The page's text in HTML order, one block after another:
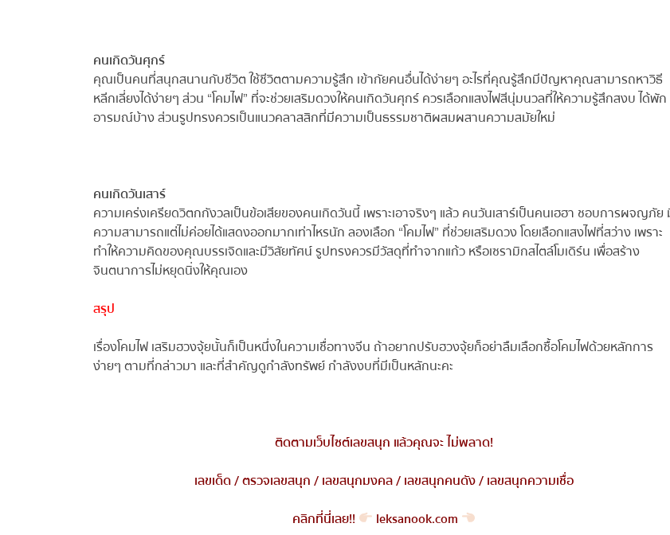
คนเกิดวันศุกร์
คุณเป็นคนที่สนุกสนานกับชีวิต ใช้ชีวิตตามความรู้สึก เข้ากัยคนอื่นได้ง่ายๆ อะไรที่คุณรู้สึกมีปัญหาคุณสามารถหาวิธี
หลีกเลี่ยงได้ง่ายๆ ส่วน “โคมไฟ” ที่จะช่วยเสริมดวงให้คนเกิดวันศุกร์ ควรเลือกแสงไฟสีนุ่มนวลที่ให้ความรู้สึกสงบ ได้พัก
อารมณ์บ้าง ส่วนรูปทรงควรเป็นแนวคลาสสิกที่มีความเป็นธรรมชาติผสมผสานความสมัยใหม่
คนเกิดวันเสาร์
ความเคร่งเครียดวิตกกังวลเป็นข้อเสียของคนเกิดวันนี้ เพราะเอาจริงๆ แล้ว คนวันเสาร์เป็นคนเฮฮา ชอบการผจญภัย มี
ความสามารถแต่ไม่ค่อยได้แสดงออกมากเท่าไหรนัก ลองเลือก “โคมไฟ” ที่ช่วยเสริมดวง โดยเลือกแสงไฟที่สว่าง เพราะ
ทำให้ความคิดของคุณบรรเจิดและมีวิสัยทัศน์ รูปทรงควรมีวัสดุที่ทำจากแก้ว หรือเซรามิกสไตล์โมเดิร์น เพื่อสร้าง
จินตนาการไม่หยุดนิ่งให้คุณเอง
สรุป
เรื่องโคมไฟ เสริมฮวงจุ้ยนั้นก็เป็นหนึ่งในความเชื่อทางจีน ถ้าอยากปรับฮวงจุ้ยก็อย่าลืมเลือกซื้อโคมไฟด้วยหลักการ
ง่ายๆ ตามที่กล่าวมา และที่สำคัญดูกำลังทรัพย์ กำลังงบที่มีเป็นหลักนะคะ
ติดตามเว็บไซต์เลขสนุก แล้วคุณจะ ไม่พลาด!
เลขเด็ด/ตรวจเลขสนุก/ เลขสนุกมงคล/ เลขสนุกคนดัง/ เลขสนุกความเชื่อ
คลิกที่นี่เลย!! leksanook.com